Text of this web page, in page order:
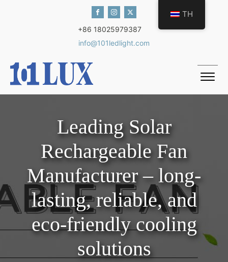
+86 18025979387
info@101ledlight.com
Leading Solar
Rechargeable Fan
Manufacturer – long-
lasting, reliable, and
eco-friendly cooling
solutions
TH